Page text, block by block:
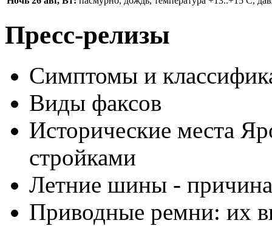
Пресс-релизы
Симптомы и
Виды факсов
Исторические места
стройками
Летние шины -
Приводные ремни: их